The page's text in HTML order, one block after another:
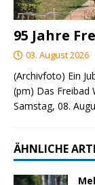
95 Jahre
03. August 2026
(Archivfoto) Ein
(pm) Das Freibad
Samstag, 08.
ÄHNLICHE